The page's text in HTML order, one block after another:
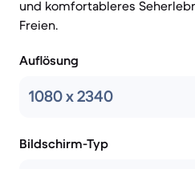
und komfortableres
Freien.
Auflösung
1080 x 2340
Bildschirm-Typ